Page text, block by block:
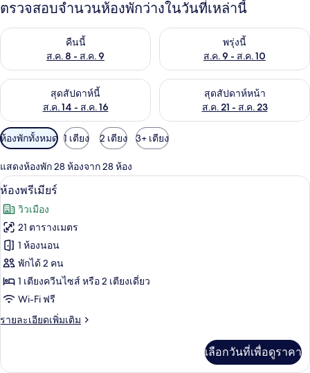
ตรวจสอบจำนวนห้องพักว่างในวันที่เหล่านี้
คืนนี้
ส.ค. 8 - ส.ค. 9
ตรวจสอบจำนวนห้องพักว่างในคืนนี้ ส.ค. 8 - ส.ค. 9พรุ่งนี้
ส.ค. 9 - ส.ค. 10
ตรวจสอบจำนวนห้องพักว่างใน
สุดสัปดาห์นี้
ส.ค. 14 - ส.ค. 16
ตรวจสอบจำนวนห้องพักว่างในสุดสัปดาห์นี้ ส.ค. 14 - ส.ค. 16
สุดสัปดาห์หน้า
ส.ค. 21 - ส.ค. 23
ตรวจสอบจำนวนห้องพักว่างใน
ตัว
กรอง
ที่
มี
ให้
สำหรับ
ห้อง
พัก
ห้องพักทั้งหมด 1 เตียง 2 เตียง 3+ เตียง
แสดงห้องพัก 28 ห้องจาก 28 ห้อง
เปิด
ภาพถ่าย
ทั้งหมด
ของ
ห้อง
พรีเมียร์
1 ห้องนอน, เครื่องนอนระดับพรีเมียม,
5
ห้องพรีเมียร์
วิวเมือง
21 ตารางเมตร
1 ห้องนอน
พักได้ 2 คน
1 เตียงควีนไซส์ หรือ 2 เตียงเดี่ยว
Wi-Fi ฟรี
รายละเอียดเพิ่มเติม
ราย
เกี่ยว
เลือกวันที่เพื่อดูราคา